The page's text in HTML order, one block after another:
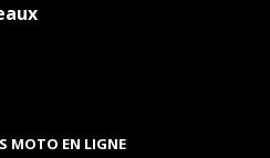
MOTO EN LIGNE